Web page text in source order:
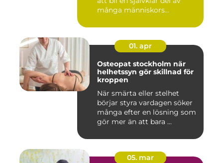
många människors...
01. apr
Osteopat stockholm när
helhetssyn gör skillnad för
kroppen
När smärta eller stelhet
börjar styra vardagen söker
många efter en lösning som
gör mer än att bara ...
05. mar